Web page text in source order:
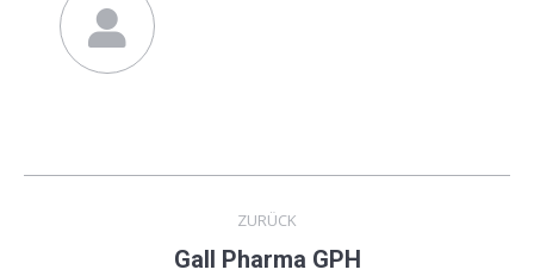
Kommentarnavigation
ZURÜCK
Vorheriger
Gall Pharma GPH